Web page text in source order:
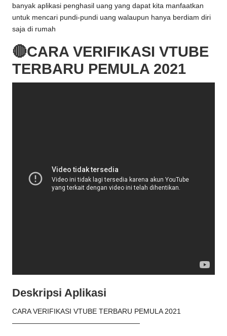
banyak aplikasi penghasil uang yang dapat kita manfaatkan
untuk mencari pundi-pundi uang walaupun hanya berdiam diri
saja di rumah
🔴CARA VERIFIKASI VTUBE
TERBARU PEMULA 2021
Deskripsi Aplikasi
CARA VERIFIKASI VTUBE TERBARU PEMULA 2021
——————————————————